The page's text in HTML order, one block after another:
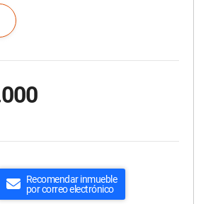
Recomendar inmueble
por correo electrónico